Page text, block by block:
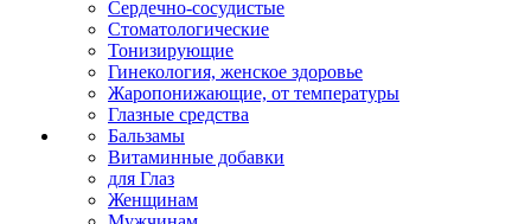
Сердечно-сосудистые
Стоматологические
Тонизирующие
Гинекология, женское здоровье
Жаропонижающие, от температуры
Глазные средства
Бальзамы
Витаминные добавки
для Глаз
Женщинам